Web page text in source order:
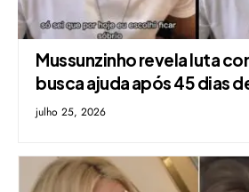
Mussunzinho revela luta
busca ajuda após 45 dias
julho 25, 2026